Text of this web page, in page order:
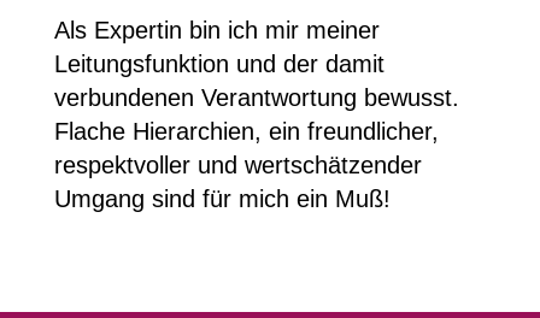
Als Expertin bin ich mir meiner
Leitungsfunktion und der damit
verbundenen Verantwortung bewusst.
Flache Hierarchien, ein freundlicher,
respektvoller und wertschätzender
Umgang sind für mich ein Muß!